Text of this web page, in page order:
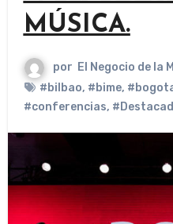
MÚSICA.
por El Negocio de la
#bilbao, #bime,
#conferencias,